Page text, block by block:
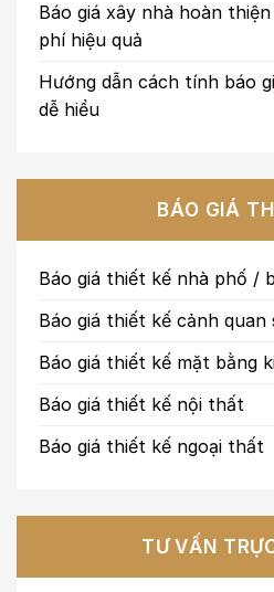
Báo giá xây nhà hoàn
phí hiệu quả
Hướng dẫn cách tính báo
dễ hiểu
BÁO GIÁ
Báo giá thiết kế nhà phố /
Báo giá thiết kế cảnh quan
Báo giá thiết kế mặt bằng
Báo giá thiết kế nội thất
Báo giá thiết kế ngoại thất
TƯ VẤN